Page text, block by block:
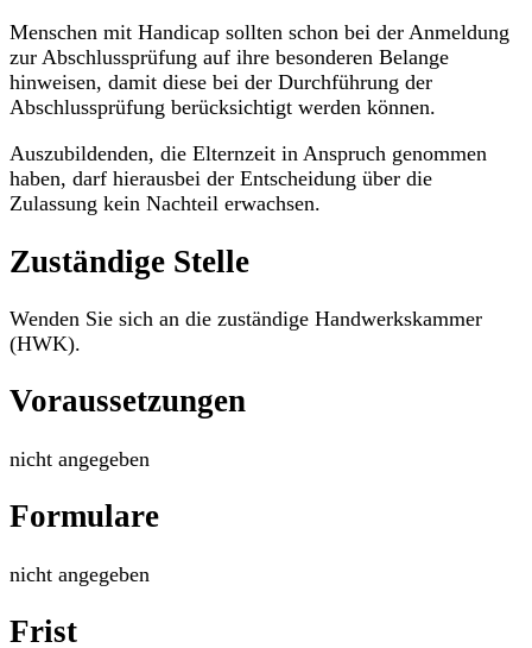
Menschen mit Handicap sollten schon bei der Anmeldung
zur Abschlussprüfung auf ihre besonderen Belange
hinweisen, damit diese bei der Durchführung der
Abschlussprüfung berücksichtigt werden können.
Auszubildenden, die Elternzeit in Anspruch genommen
haben, darf hierausbei der Entscheidung über die
Zulassung kein Nachteil erwachsen.
Zuständige Stelle
Wenden Sie sich an die zuständige Handwerkskammer
(HWK).
Voraussetzungen
nicht angegeben
Formulare
nicht angegeben
Frist